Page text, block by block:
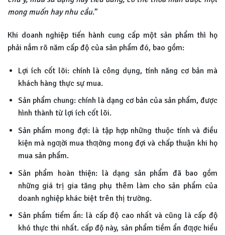
mong muốn hay nhu cầu.”
Khi doanh nghiệp tiến hành cung cấp một sản phẩm thì họ
phải nắm rõ năm cấp độ của sản phẩm đó, bao gồm:
Lợi ích cốt lõi: chính là công dụng, tính năng cơ bản mà
khách hàng thực sự mua.
Sản phẩm chung: chính là dạng cơ bản của sản phẩm, được
hình thành từ lợi ích cốt lõi.
Sản phẩm mong đợi: là tập hợp những thuộc tính và điều
kiện mà ngƣời mua thƣờng mong đợi và chấp thuận khi họ
mua sản phẩm.
Sản phẩm hoàn thiện: là dạng sản phẩm đã bao gồm
những giá trị gia tăng phụ thêm làm cho sản phẩm của
doanh nghiệp khác biệt trên thị trường.
Sản phẩm tiểm ẩn: là cấp độ cao nhất và cũng là cấp độ
khó thực thi nhất. cấp độ này, sản phẩm tiềm ẩn đƣợc hiểu